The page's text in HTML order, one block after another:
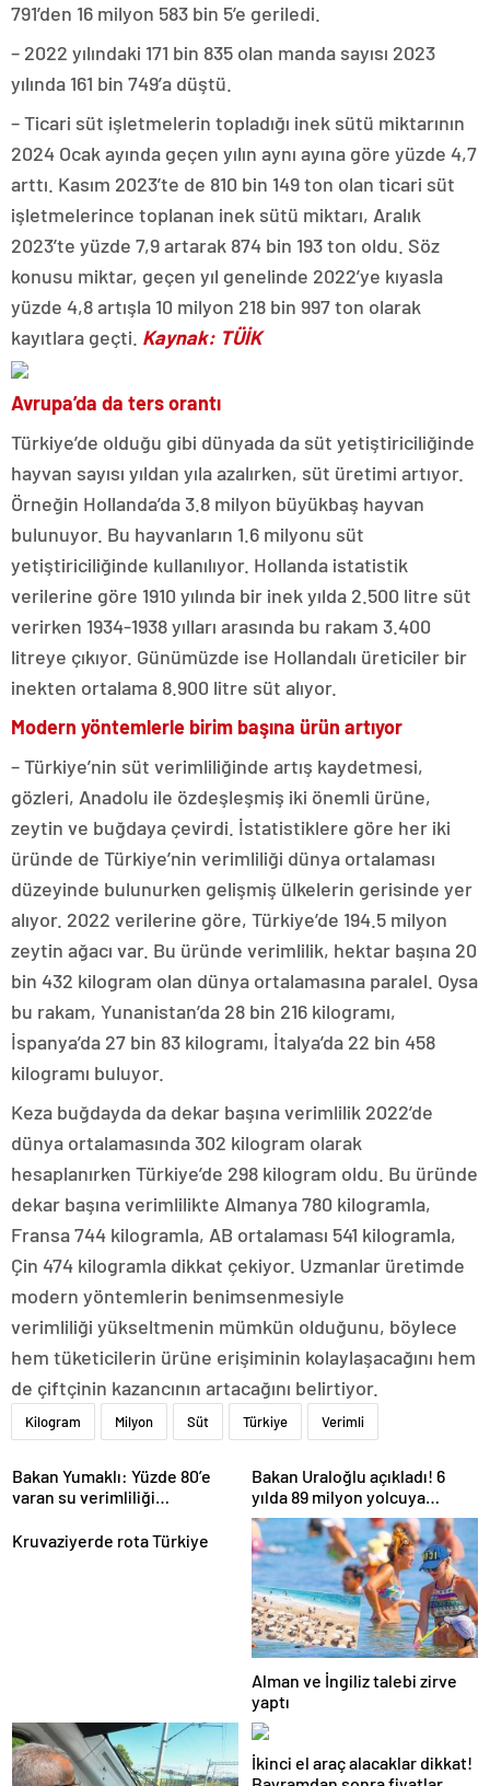
791’den 16 milyon 583 bin 5’e geriledi.
– 2022 yılındaki 171 bin 835 olan manda sayısı 2023
yılında 161 bin 749’a düştü.
– Ticari süt işletmelerin topladığı inek sütü miktarının
2024 Ocak ayında geçen yılın aynı ayına göre yüzde 4,7
arttı. Kasım 2023’te de 810 bin 149 ton olan ticari süt
işletmelerince toplanan inek sütü miktarı, Aralık
2023’te yüzde 7,9 artarak 874 bin 193 ton oldu. Söz
konusu miktar, geçen yıl genelinde 2022’ye kıyasla
yüzde 4,8 artışla 10 milyon 218 bin 997 ton olarak
kayıtlara geçti. Kaynak: TÜİK
Avrupa’da da ters orantı
Türkiye’de olduğu gibi dünyada da süt yetiştiriciliğinde
hayvan sayısı yıldan yıla azalırken, süt üretimi artıyor.
Örneğin Hollanda’da 3.8 milyon büyükbaş hayvan
bulunuyor. Bu hayvanların 1.6 milyonu süt
yetiştiriciliğinde kullanılıyor. Hollanda istatistik
verilerine göre 1910 yılında bir inek yılda 2.500 litre süt
verirken 1934-1938 yılları arasında bu rakam 3.400
litreye çıkıyor. Günümüzde ise Hollandalı üreticiler bir
inekten ortalama 8.900 litre süt alıyor.
Modern yöntemlerle birim başına ürün artıyor
– Türkiye’nin süt verimliliğinde artış kaydetmesi,
gözleri, Anadolu ile özdeşleşmiş iki önemli ürüne,
zeytin ve buğdaya çevirdi. İstatistiklere göre her iki
üründe de Türkiye’nin verimliliği dünya ortalaması
düzeyinde bulunurken gelişmiş ülkelerin gerisinde yer
alıyor. 2022 verilerine göre, Türkiye’de 194.5 milyon
zeytin ağacı var. Bu üründe verimlilik, hektar başına 20
bin 432 kilogram olan dünya ortalamasına paralel. Oysa
bu rakam, Yunanistan’da 28 bin 216 kilogramı,
İspanya’da 27 bin 83 kilogramı, İtalya’da 22 bin 458
kilogramı buluyor.
Keza buğdayda da dekar başına verimlilik 2022’de
dünya ortalamasında 302 kilogram olarak
hesaplanırken Türkiye’de 298 kilogram oldu. Bu üründe
dekar başına verimlilikte Almanya 780 kilogramla,
Fransa 744 kilogramla, AB ortalaması 541 kilogramla,
Çin 474 kilogramla dikkat çekiyor. Uzmanlar üretimde
modern yöntemlerin benimsenmesiyle
verimliliği yükseltmenin mümkün olduğunu, böylece
hem tüketicilerin ürüne erişiminin kolaylaşacağını hem
de çiftçinin kazancının artacağını belirtiyor.
Kilogram Milyon Süt Türkiye Verimli
Bakan Yumaklı: Yüzde 80’e
varan su verimliliği
Bakan Uraloğlu açıkladı! 6
yılda 89 milyon yolcuya
hizmet verdi
Kruvaziyerde rota Türkiye
Alman ve İngiliz talebi zirve
yaptı
İkinci el araç alacaklar dikkat!